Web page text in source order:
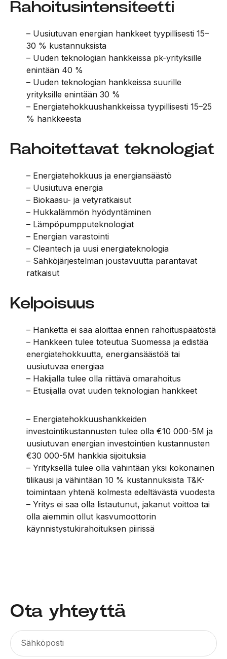
Rahoitusintensiteetti
– Uusiutuvan energian hankkeet tyypillisesti 15–
30 % kustannuksista
– Uuden teknologian hankkeissa pk-yrityksille
enintään 40 %
– Uuden teknologian hankkeissa suurille
yrityksille enintään 30 %
– Energiatehokkuushankkeissa tyypillisesti 15–25
% hankkeesta
Rahoitettavat teknologiat
– Energiatehokkuus ja energiansäästö
– Uusiutuva energia
– Biokaasu- ja vetyratkaisut
– Hukkalämmön hyödyntäminen
– Lämpöpumpputeknologiat
– Energian varastointi
– Cleantech ja uusi energiateknologia
– Sähköjärjestelmän joustavuutta parantavat
ratkaisut
Kelpoisuus
– Hanketta ei saa aloittaa ennen rahoituspäätöstä
– Hankkeen tulee toteutua Suomessa ja edistää
energiatehokkuutta, energiansäästöä tai
uusiutuvaa energiaa
– Hakijalla tulee olla riittävä omarahoitus
– Etusijalla ovat uuden teknologian hankkeet
– Energiatehokkuushankkeiden
investointikustannusten tulee olla €10 000-5M ja
uusiutuvan energian investointien kustannusten
€30 000-5M hankkia sijoituksia
– Yrityksellä tulee olla vähintään yksi kokonainen
tilikausi ja vähintään 10 % kustannuksista T&K-
toimintaan yhtenä kolmesta edeltävästä vuodesta
– Yritys ei saa olla listautunut, jakanut voittoa tai
olla aiemmin ollut kasvumoottorin
käynnistystukirahoituksen piirissä
Ota yhteyttä
Sähköposti